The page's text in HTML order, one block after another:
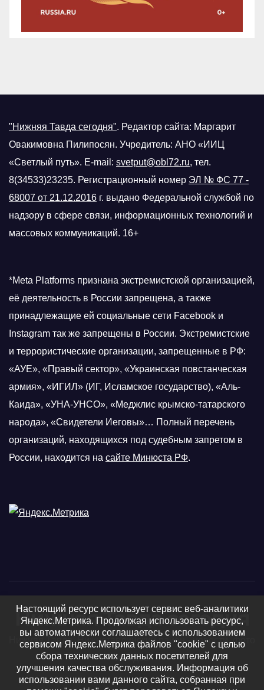
"Нижняя Тавда сегодня". Редактор сайта: Маргарит
Овакимовна Пилипосян. Учредитель: АНО «ИИЦ
«Светлый путь». E-mail: svetput@obl72.ru, тел.
8(34533)23235. Регистрационный номер ЭЛ № ФС 77 -
68007 от 21.12.2016 г. выдано Федеральной службой по
надзору в сфере связи, информационных технологий и
массовых коммуникаций. 16+
*Meta Platforms признана экстремистской организацией,
её деятельность в России запрещена, а также
принадлежащие ей социальные сети Facebook и
Instagram так же запрещены в России. Экстремистские
и террористические организации, запрещенные в РФ:
«АУЕ», «Правый сектор», «Украинская повстанческая
армия», «ИГИЛ» (ИГ, Исламское государство), «Аль-
Каида», «УНА-УНСО», «Меджлис крымско-татарского
народа», «Свидетели Иеговы»… Полный перечень
организаций, находящихся под судебным запретом в
России, находится на сайте Минюста РФ.
Нижняя Тавда сегодня
Нижняя Тавда, Нижнетавдинский район - новости, фото
и видео
Настоящий ресурс использует сервис веб-аналитики
Яндекс.Метрика. Продолжая использовать ресурс,
вы автоматически соглашаетесь с использованием
сервисом Яндекс.Метрика файлов "cookie" с целью
сбора технических данных посетителей для
улучшения качества обслуживания. Информация об
использовании вами данного сайта, собранная при